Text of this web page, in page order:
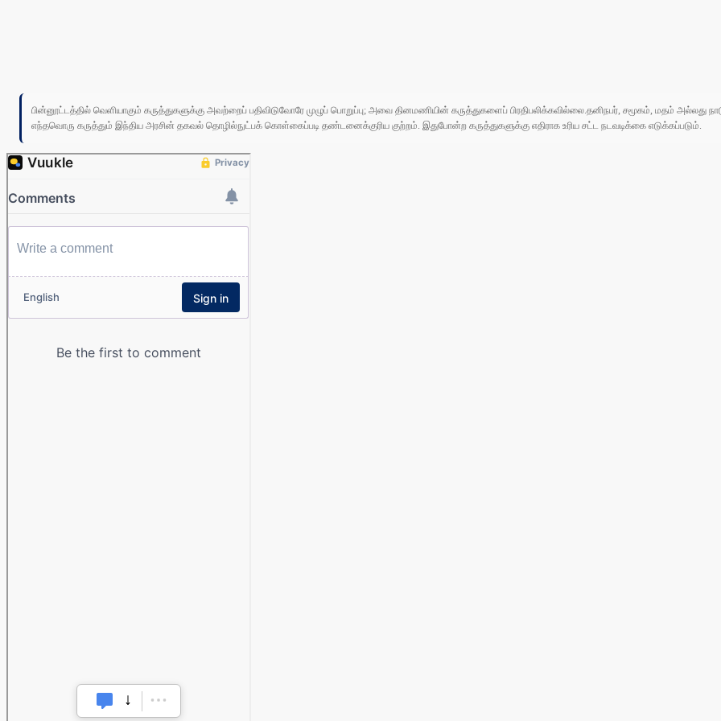
பின்னூட்டத்தில் வெளியாகும் கருத்துகளுக்கு அவற்றைப் பதிவிடுவோரே முழுப் பொறுப்பு; அவை தினமணியின் கருத்துகளைப் பிரதிபலிக்கவில்லை.தனிநபர், சமூகம், மதம் அல்லது
எந்தவொரு கருத்தும் இந்திய அரசின் தகவல் தொழில்நுட்பக் கொள்கைப்படி தண்டனைக்குரிய குற்றம். இதுபோன்ற கருத்துகளுக்கு எதிராக உரிய சட்ட நடவடிக்கை எடுக்கப்படும்.